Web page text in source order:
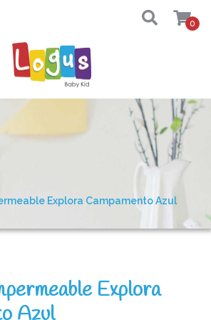
0
Explora Campamento Azul
Explora